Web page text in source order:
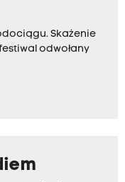
Skażenie
odwołany